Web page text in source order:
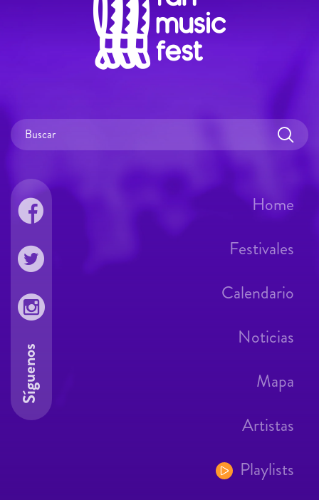
Home
Festivales
Calendario
Noticias
Mapa
Artistas
Playlists
Síguenos